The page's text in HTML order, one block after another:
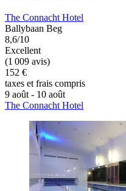
The Connacht Hotel
Ballybaan Beg
8,6/10
Excellent
(1 009 avis)
152 €
taxes et frais compris
9 août - 10 août
The Connacht Hotel